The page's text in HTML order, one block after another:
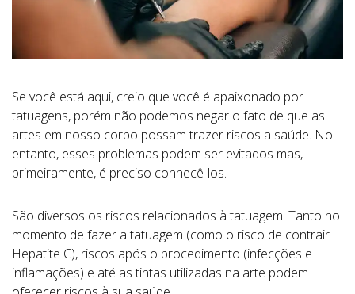
Se você está aqui, creio que você é apaixonado por
tatuagens, porém não podemos negar o fato de que as
artes em nosso corpo possam trazer riscos a saúde. No
entanto, esses problemas podem ser evitados mas,
primeiramente, é preciso conhecê-los.
São diversos os riscos relacionados à tatuagem. Tanto no
momento de fazer a tatuagem (como o risco de contrair
Hepatite C), riscos após o procedimento (infecções e
inflamações) e até as tintas utilizadas na arte podem